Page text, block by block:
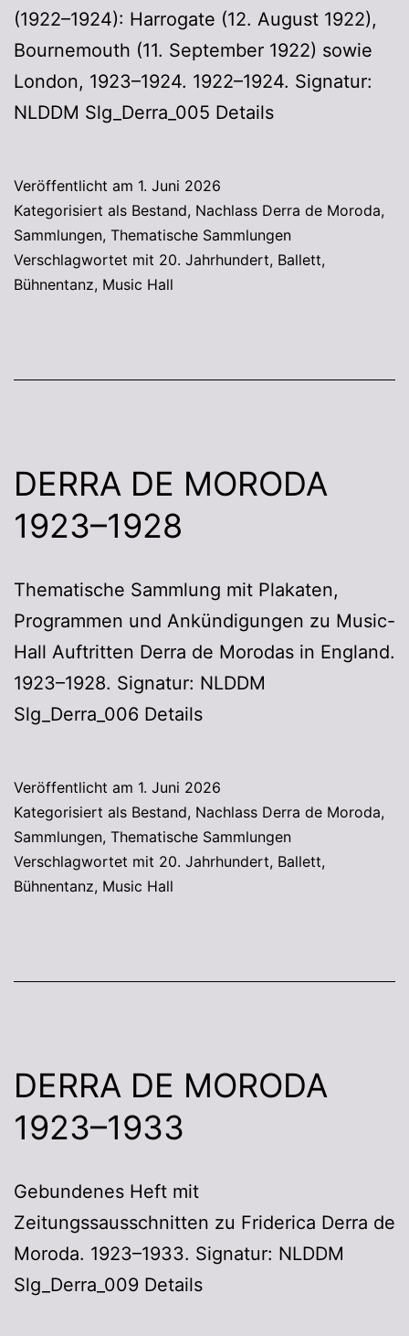
(1922–1924): Harrogate (12. August 1922),
Bournemouth (11. September 1922) sowie
London, 1923–1924. 1922–1924. Signatur:
NLDDM Slg_Derra_005 Details
Veröffentlicht am 1. Juni 2026
Kategorisiert als Bestand, Nachlass Derra de Moroda,
Sammlungen, Thematische Sammlungen
Verschlagwortet mit 20. Jahrhundert, Ballett,
Bühnentanz, Music Hall
DERRA DE MORODA
1923–1928
Thematische Sammlung mit Plakaten,
Programmen und Ankündigungen zu Music-
Hall Auftritten Derra de Morodas in England.
1923–1928. Signatur: NLDDM
Slg_Derra_006 Details
Veröffentlicht am 1. Juni 2026
Kategorisiert als Bestand, Nachlass Derra de Moroda,
Sammlungen, Thematische Sammlungen
Verschlagwortet mit 20. Jahrhundert, Ballett,
Bühnentanz, Music Hall
DERRA DE MORODA
1923–1933
Gebundenes Heft mit
Zeitungssausschnitten zu Friderica Derra de
Moroda. 1923–1933. Signatur: NLDDM
Slg_Derra_009 Details